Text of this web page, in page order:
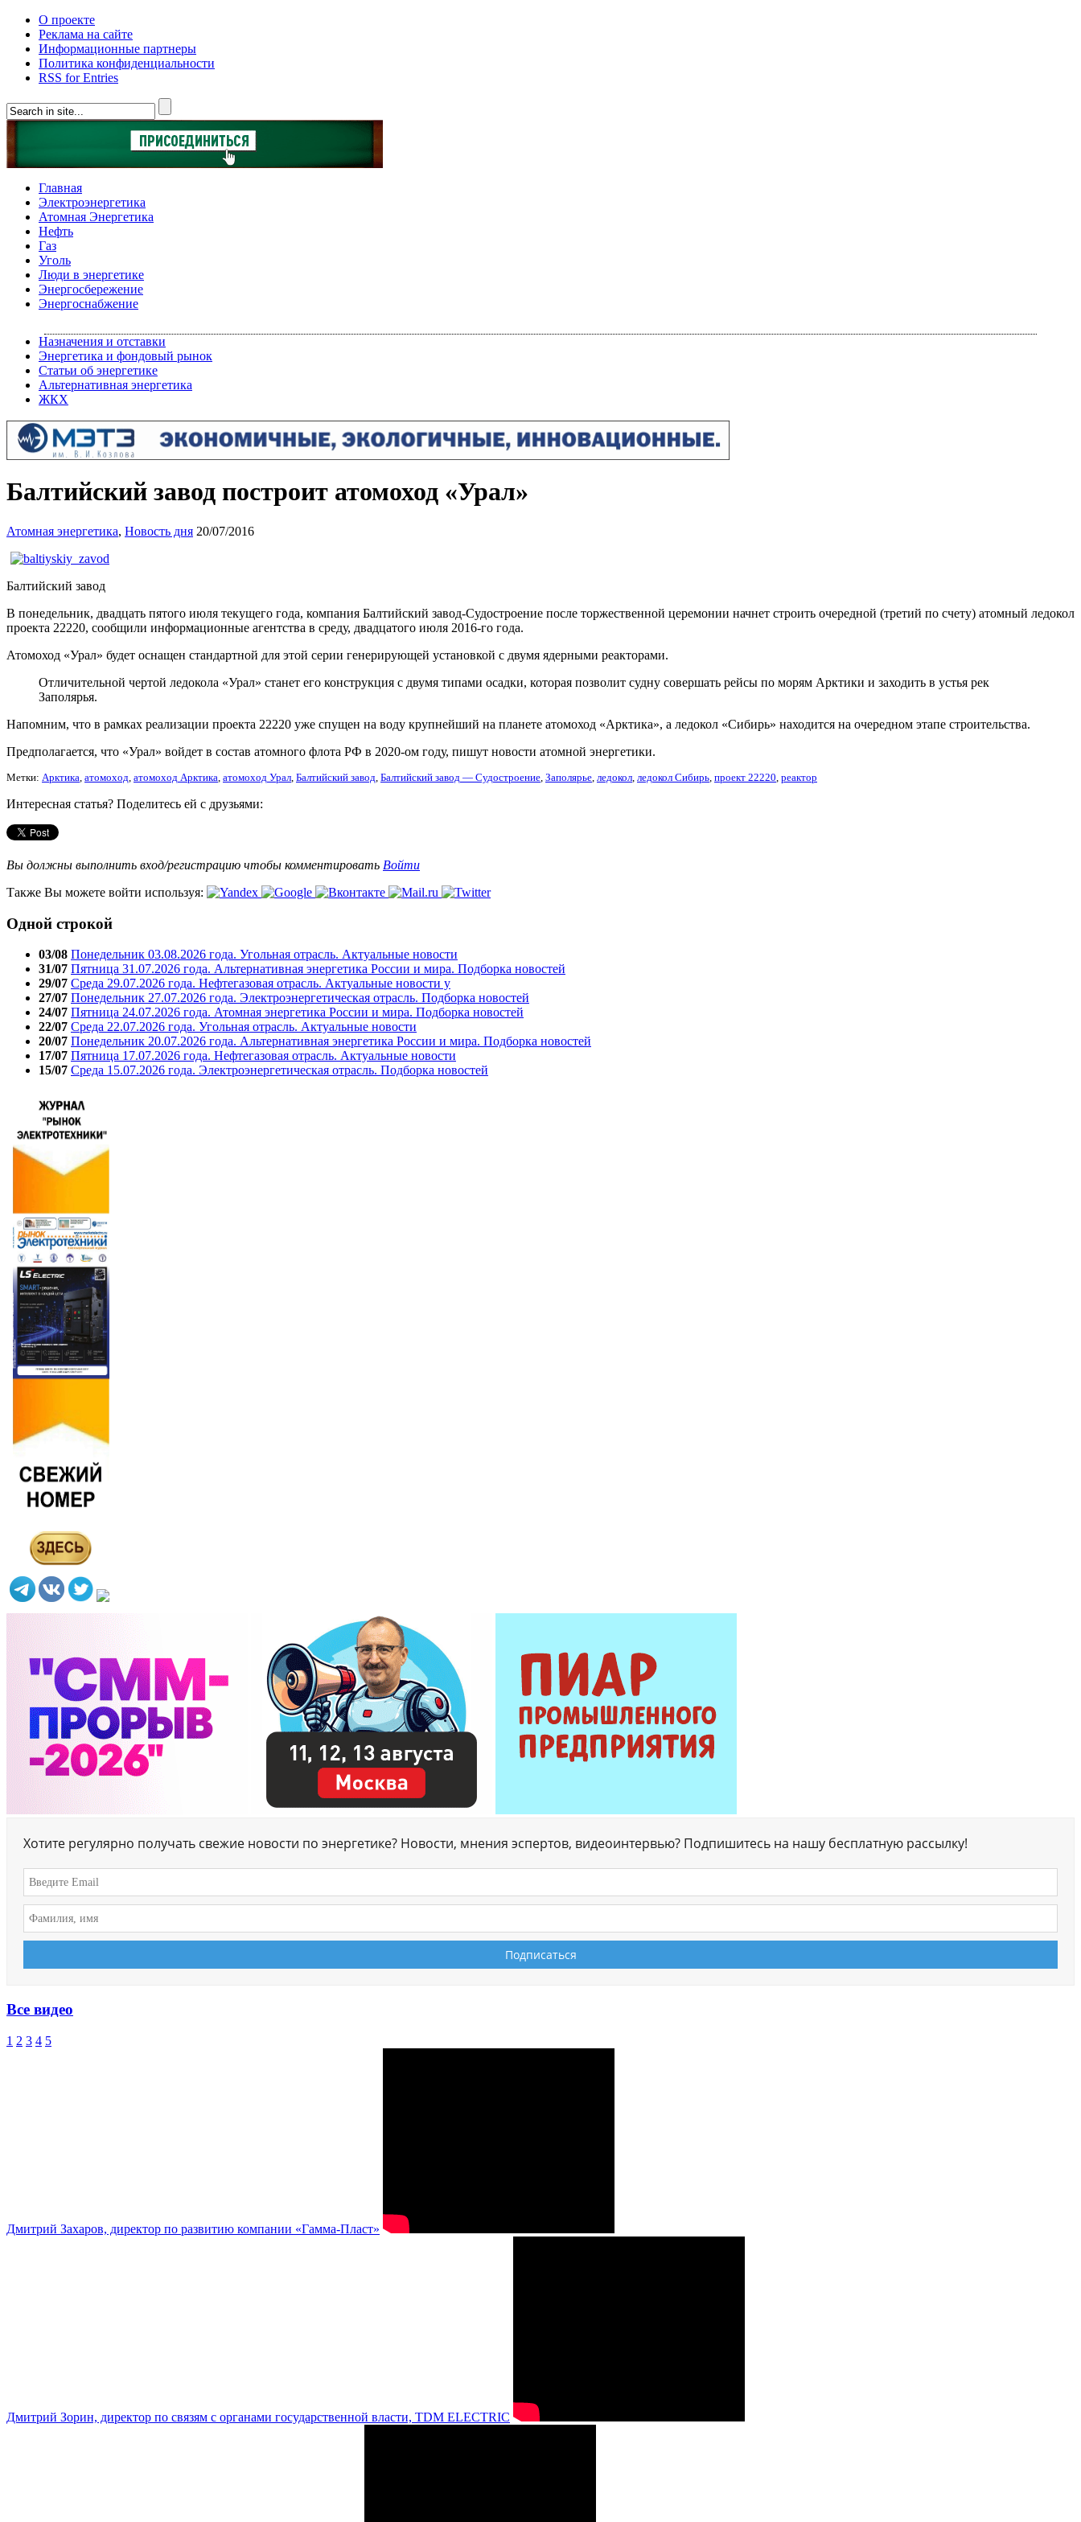
О проекте
Реклама на сайте
Информационные партнеры
Политика конфиденциальности
RSS for Entries
Главная
Электроэнергетика
Атомная Энергетика
Нефть
Газ
Уголь
Люди в энергетике
Энергосбережение
Энергоснабжение
Назначения и отставки
Энергетика и фондовый рынок
Статьи об энергетике
Альтернативная энергетика
ЖКХ
Балтийский завод построит атомоход «Урал»
Атомная энергетика, Новость дня 20/07/2016
Балтийский завод
В понедельник, двадцать пятого июля текущего года, компания Балтийский завод-Судостроение после торжественной церемонии начнет строить очередной (третий по счету) атомный ледокол
проекта 22220, сообщили информационные агентства в среду, двадцатого июля 2016-го года.
Атомоход «Урал» будет оснащен стандартной для этой серии генерирующей установкой с двумя ядерными реакторами.
Отличительной чертой ледокола «Урал» станет его конструкция с двумя типами осадки, которая позволит судну совершать рейсы по морям Арктики и заходить в устья рек
Заполярья.
Напомним, что в рамках реализации проекта 22220 уже спущен на воду крупнейший на планете атомоход «Арктика», а ледокол «Сибирь» находится на очередном этапе строительства.
Предполагается, что «Урал» войдет в состав атомного флота РФ в 2020-ом году, пишут новости атомной энергетики.
Метки: Арктика, атомоход, атомоход Арктика, атомоход Урал, Балтийский завод, Балтийский завод — Судостроение, Заполярье, ледокол, ледокол Сибирь, проект 22220, реактор
Интересная статья? Поделитесь ей с друзьями:
Вы должны выполнить вход/регистрацию чтобы комментировать Войти
Также Вы можете войти используя:
Одной строкой
03/08 Понедельник 03.08.2026 года. Угольная отрасль. Актуальные новости
31/07 Пятница 31.07.2026 года. Альтернативная энергетика России и мира. Подборка новостей
29/07 Среда 29.07.2026 года. Нефтегазовая отрасль. Актуальные новости у
27/07 Понедельник 27.07.2026 года. Электроэнергетическая отрасль. Подборка новостей
24/07 Пятница 24.07.2026 года. Атомная энергетика России и мира. Подборка новостей
22/07 Среда 22.07.2026 года. Угольная отрасль. Актуальные новости
20/07 Понедельник 20.07.2026 года. Альтернативная энергетика России и мира. Подборка новостей
17/07 Пятница 17.07.2026 года. Нефтегазовая отрасль. Актуальные новости
15/07 Среда 15.07.2026 года. Электроэнергетическая отрасль. Подборка новостей
Хотите регулярно получать свежие новости по энергетике? Новости, мнения эспертов, видеоинтервью? Подпишитесь на нашу бесплатную рассылку!
Все видео
1 2 3 4 5
Дмитрий Захаров, директор по развитию компании «Гамма-Пласт»
Дмитрий Зорин, директор по связям с органами государственной власти, TDM ELECTRIC